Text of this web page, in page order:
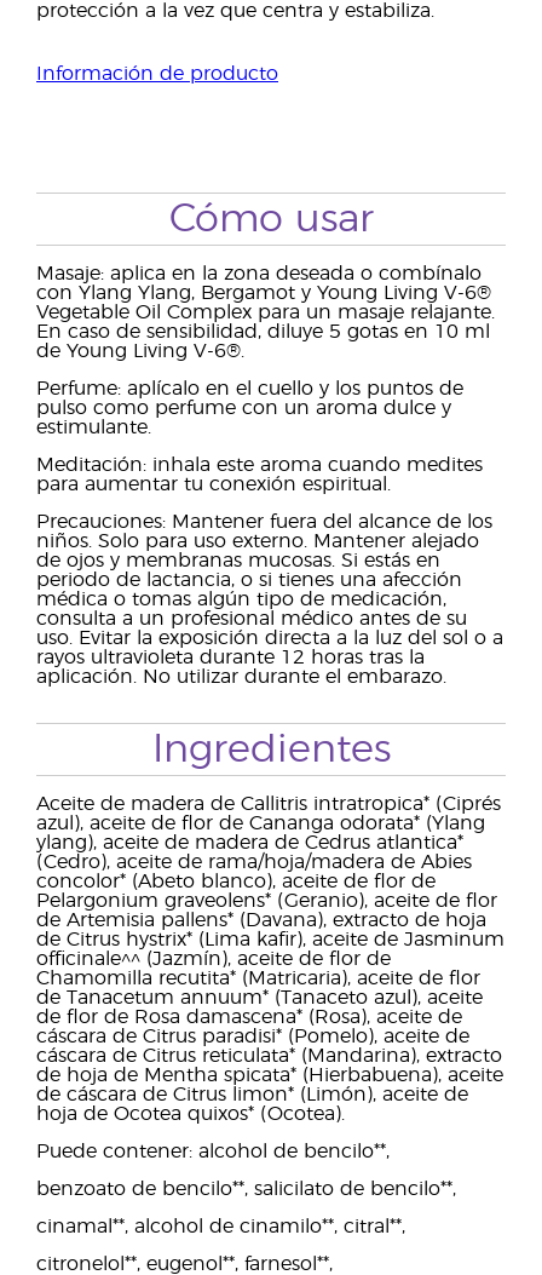
protección a la vez que centra y estabiliza.
Información de producto
Cómo usar
Masaje: aplica en la zona deseada o combínalo
con Ylang Ylang, Bergamot y Young Living V-6®
Vegetable Oil Complex para un masaje relajante.
En caso de sensibilidad, diluye 5 gotas en 10 ml
de Young Living V-6®.
Perfume: aplícalo en el cuello y los puntos de
pulso como perfume con un aroma dulce y
estimulante.
Meditación: inhala este aroma cuando medites
para aumentar tu conexión espiritual.
Precauciones: Mantener fuera del alcance de los
niños. Solo para uso externo. Mantener alejado
de ojos y membranas mucosas. Si estás en
periodo de lactancia, o si tienes una afección
médica o tomas algún tipo de medicación,
consulta a un profesional médico antes de su
uso. Evitar la exposición directa a la luz del sol o a
rayos ultravioleta durante 12 horas tras la
aplicación. No utilizar durante el embarazo.
Ingredientes
Aceite de madera de Callitris intratropica* (Ciprés
azul), aceite de flor de Cananga odorata* (Ylang
ylang), aceite de madera de Cedrus atlantica*
(Cedro), aceite de rama/hoja/madera de Abies
concolor* (Abeto blanco), aceite de flor de
Pelargonium graveolens* (Geranio), aceite de flor
de Artemisia pallens* (Davana), extracto de hoja
de Citrus hystrix* (Lima kafir), aceite de Jasminum
officinale^^ (Jazmín), aceite de flor de
Chamomilla recutita* (Matricaria), aceite de flor
de Tanacetum annuum* (Tanaceto azul), aceite
de flor de Rosa damascena* (Rosa), aceite de
cáscara de Citrus paradisi* (Pomelo), aceite de
cáscara de Citrus reticulata* (Mandarina), extracto
de hoja de Mentha spicata* (Hierbabuena), aceite
de cáscara de Citrus limon* (Limón), aceite de
hoja de Ocotea quixos* (Ocotea).
Puede contener: alcohol de bencilo**,
benzoato de bencilo**, salicilato de bencilo**,
cinamal**, alcohol de cinamilo**, citral**,
citronelol**, eugenol**, farnesol**,